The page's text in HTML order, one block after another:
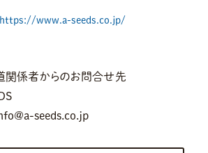
https://www.a-seeds.co.jp/
関係者からのお問合せ先
seeds.co.jp